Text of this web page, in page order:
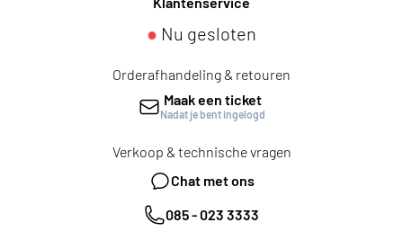
● Nu gesloten
Orderafhandeling & retouren
Maak een ticket
Nadat je bent ingelogd
Verkoop & technische vragen
Chat met ons
085 - 023 3333